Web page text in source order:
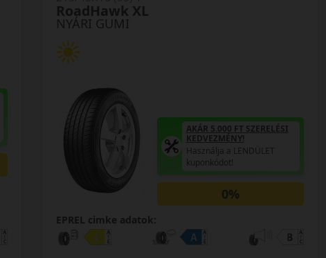
NYÁRI GUMI
RoadHawk XL
AKÁR 5.000 FT SZERELÉSI
KEDVEZMÉNY!
Használja a LENDÜLET
kuponkódot!
0%
EPREL cimke adatok: